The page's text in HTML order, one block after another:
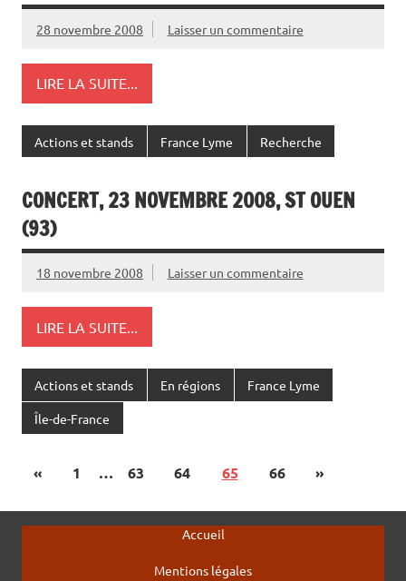
28 novembre 2008 Laisser un commentaire
LIRE LA SUITE...
Actions et stands France Lyme Recherche
CONCERT, 23 NOVEMBRE 2008, ST OUEN
(93)
18 novembre 2008 Laisser un commentaire
LIRE LA SUITE...
Actions et stands En régions France Lyme
Île-de-France
« 1 … 63 64 65 66 »
Accueil
Mentions légales